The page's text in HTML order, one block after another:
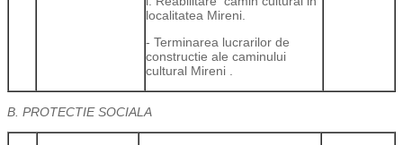
localitatea Mireni.
- Terminarea lucrarilor de
constructie ale caminului
cultural Mireni .
B. PROTECTIE SOCIALA